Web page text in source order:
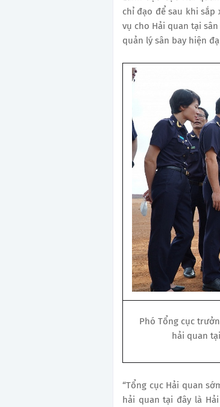
chỉ đạo để sau khi sắp
vụ cho Hải quan tại
quản lý sân bay hiện
Phó Tổng cục
hải quan
“Tổng cục Hải quan
hải quan tại đây là